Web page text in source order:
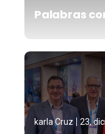
Palabras
karla Cruz 23,